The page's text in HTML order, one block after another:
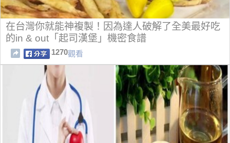
在台灣你就能神複製！因為達人破解了全美最好吃
的in & out「起司漢堡」機密食譜
1270觀看